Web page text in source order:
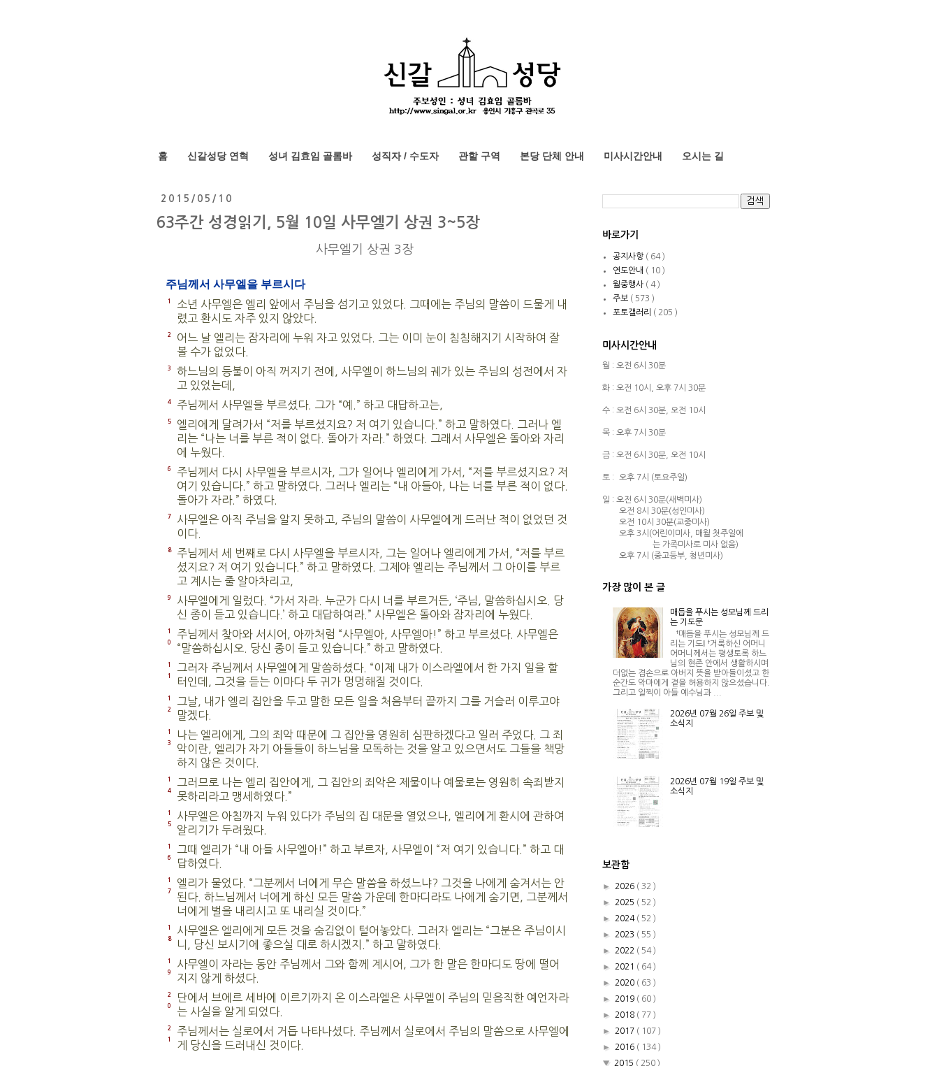
홈 신갈성당 연혁 성녀 김효임 골롬바 성직자 / 수도자 관할 구역 본당 단체 안내 미사시간안내 오시는 길
2015/05/10
63주간 성경읽기, 5월 10일 사무엘기 상권 3~5장
사무엘기 상권 3장
주님께서 사무엘을 부르시다
1
소년 사무엘은 엘리 앞에서 주님을 섬기고 있었다. 그때에는 주님의 말씀이 드물게 내
렸고 환시도 자주 있지 않았다.
2
어느 날 엘리는 잠자리에 누워 자고 있었다. 그는 이미 눈이 침침해지기 시작하여 잘
볼 수가 없었다.
3
하느님의 등불이 아직 꺼지기 전에, 사무엘이 하느님의 궤가 있는 주님의 성전에서 자
고 있었는데,
4 주님께서 사무엘을 부르셨다. 그가 “예.” 하고 대답하고는,
5
엘리에게 달려가서 “저를 부르셨지요? 저 여기 있습니다.” 하고 말하였다. 그러나 엘
리는 “나는 너를 부른 적이 없다. 돌아가 자라.” 하였다. 그래서 사무엘은 돌아와 자리
에 누웠다.
6
주님께서 다시 사무엘을 부르시자, 그가 일어나 엘리에게 가서, “저를 부르셨지요? 저
여기 있습니다.” 하고 말하였다. 그러나 엘리는 “내 아들아, 나는 너를 부른 적이 없다.
돌아가 자라.” 하였다.
7
사무엘은 아직 주님을 알지 못하고, 주님의 말씀이 사무엘에게 드러난 적이 없었던 것
이다.
8
주님께서 세 번째로 다시 사무엘을 부르시자, 그는 일어나 엘리에게 가서, “저를 부르
셨지요? 저 여기 있습니다.” 하고 말하였다. 그제야 엘리는 주님께서 그 아이를 부르
고 계시는 줄 알아차리고,
9
사무엘에게 일렀다. “가서 자라. 누군가 다시 너를 부르거든, ‘주님, 말씀하십시오. 당
신 종이 듣고 있습니다.’ 하고 대답하여라.” 사무엘은 돌아와 잠자리에 누웠다.
1
0
주님께서 찾아와 서시어, 아까처럼 “사무엘아, 사무엘아!” 하고 부르셨다. 사무엘은
“말씀하십시오. 당신 종이 듣고 있습니다.” 하고 말하였다.
1
1
그러자 주님께서 사무엘에게 말씀하셨다. “이제 내가 이스라엘에서 한 가지 일을 할
터인데, 그것을 듣는 이마다 두 귀가 멍멍해질 것이다.
1
2
그날, 내가 엘리 집안을 두고 말한 모든 일을 처음부터 끝까지 그를 거슬러 이루고야
말겠다.
1
3
나는 엘리에게, 그의 죄악 때문에 그 집안을 영원히 심판하겠다고 일러 주었다. 그 죄
악이란, 엘리가 자기 아들들이 하느님을 모독하는 것을 알고 있으면서도 그들을 책망
하지 않은 것이다.
1
4
그러므로 나는 엘리 집안에게, 그 집안의 죄악은 제물이나 예물로는 영원히 속죄받지
못하리라고 맹세하였다.”
1
5
사무엘은 아침까지 누워 있다가 주님의 집 대문을 열었으나, 엘리에게 환시에 관하여
알리기가 두려웠다.
1
6
그때 엘리가 “내 아들 사무엘아!” 하고 부르자, 사무엘이 “저 여기 있습니다.” 하고 대
답하였다.
1
7
엘리가 물었다. “그분께서 너에게 무슨 말씀을 하셨느냐? 그것을 나에게 숨겨서는 안
된다. 하느님께서 너에게 하신 모든 말씀 가운데 한마디라도 나에게 숨기면, 그분께서
너에게 벌을 내리시고 또 내리실 것이다.”
1
8
사무엘은 엘리에게 모든 것을 숨김없이 털어놓았다. 그러자 엘리는 “그분은 주님이시
니, 당신 보시기에 좋으실 대로 하시겠지.” 하고 말하였다.
1
9
사무엘이 자라는 동안 주님께서 그와 함께 계시어, 그가 한 말은 한마디도 땅에 떨어
지지 않게 하셨다.
2
0
단에서 브에르 세바에 이르기까지 온 이스라엘은 사무엘이 주님의 믿음직한 예언자라
는 사실을 알게 되었다.
2
1
주님께서는 실로에서 거듭 나타나셨다. 주님께서 실로에서 주님의 말씀으로 사무엘에
게 당신을 드러내신 것이다.
바로가기
공지사항 ( 64 )
연도안내 ( 10 )
월중행사 ( 4 )
주보 ( 573 )
포토갤러리 ( 205 )
미사시간안내
월 : 오전 6시 30분
화 : 오전 10시, 오후 7시 30분
수 : 오전 6시 30분, 오전 10시
목 : 오후 7시 30분
금 : 오전 6시 30분, 오전 10시
토 : 오후 7시 (토요주일)
일 : 오전 6시 30분(새벽미사)
오전 8시 30분(성인미사)
오전 10시 30분(교중미사)
오후 3시(어린이미사, 매월 첫주일에
는 가족미사로 미사 없음)
오후 7시 (중고등부, 청년미사)
가장 많이 본 글
매듭을 푸시는 성모님께 드리
는 기도문
†매듭을 푸시는 성모님께 드
리는 기도Ⅰ †거룩하신 어머니
어머니께서는 평생토록 하느
님의 현존 안에서 생활하시며
더없는 겸손으로 아버지 뜻을 받아들이셨고 한
순간도 악마에게 곁을 허용하지 않으셨습니다.
그리고 일찍이 아들 예수님과 ...
2026년 07월 26일 주보 및
소식지
2026년 07월 19일 주보 및
소식지
보관함
► 2026 ( 32 )
► 2025 ( 52 )
► 2024 ( 52 )
► 2023 ( 55 )
► 2022 ( 54 )
► 2021 ( 64 )
► 2020 ( 63 )
► 2019 ( 60 )
► 2018 ( 77 )
► 2017 ( 107 )
► 2016 ( 134 )
▼ 2015 ( 250 )